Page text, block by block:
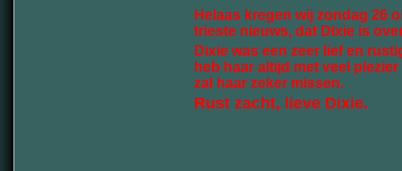
Helaas kregen wij zondag 26
trieste nieuws, dat Dixie is
Dixie was een zeer lief en
heb haar altijd met veel
zal haar zeker missen.
Rust zacht, lieve Dixie.